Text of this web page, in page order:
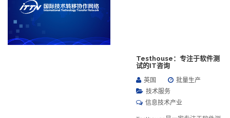
Testhouse：专注于软件测
试的IT咨询
英国
批量生产
技术服务
信息技术产业